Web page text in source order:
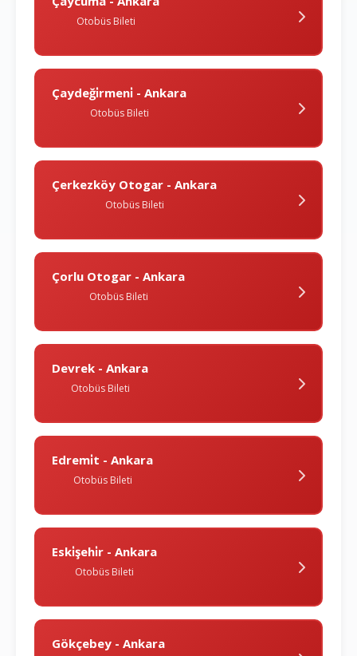
Otobüs Bileti
Çaydeği̇rmeni̇ - Ankara
Otobüs Bileti
Çerkezköy Otogar - Ankara
Otobüs Bileti
Çorlu Otogar - Ankara
Otobüs Bileti
Devrek - Ankara
Otobüs Bileti
Edremi̇t - Ankara
Otobüs Bileti
Eski̇şehi̇r - Ankara
Otobüs Bileti
Gökçebey - Ankara